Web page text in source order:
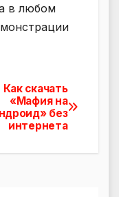
в любом
Как скачать
«Мафия на
без
интернета